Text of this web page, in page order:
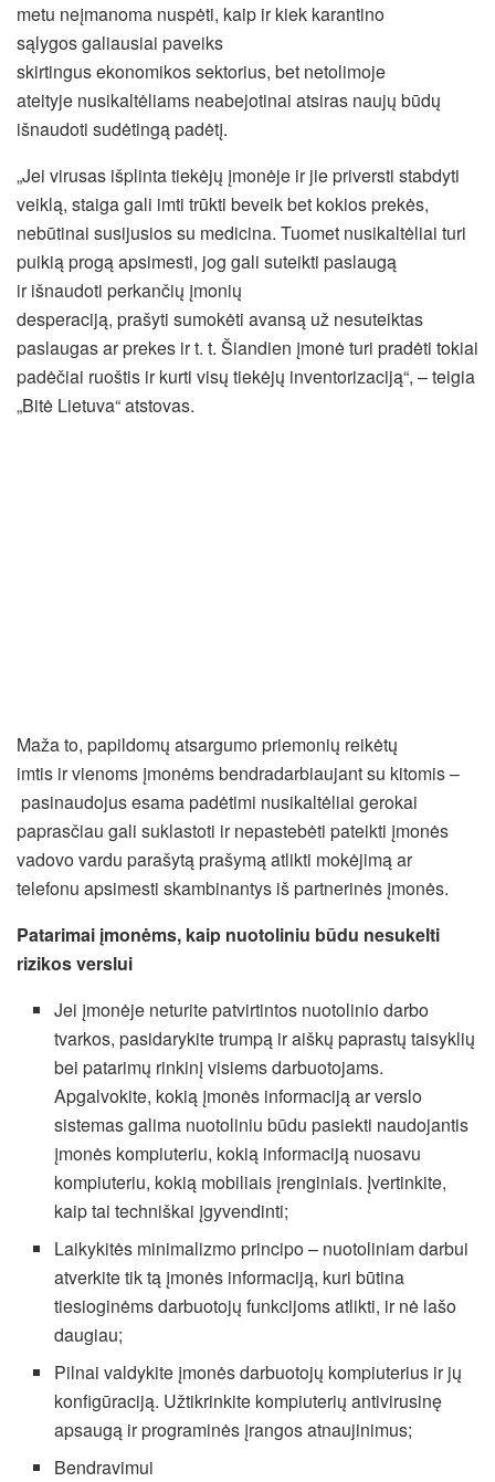
metu neįmanoma nuspėti, kaip ir kiek karantino
sąlygos galiausiai paveiks
skirtingus ekonomikos sektorius, bet netolimoje
ateityje nusikaltėliams neabejotinai atsiras naujų būdų
išnaudoti sudėtingą padėtį.
„Jei virusas išplinta tiekėjų įmonėje ir jie priversti stabdyti
veiklą, staiga gali imti trūkti beveik bet kokios prekės,
nebūtinai susijusios su medicina. Tuomet nusikaltėliai turi
puikią progą apsimesti, jog gali suteikti paslaugą
ir išnaudoti perkančių įmonių
desperaciją, prašyti sumokėti avansą už nesuteiktas
paslaugas ar prekes ir t. t. Šiandien įmonė turi pradėti tokiai
padėčiai ruoštis ir kurti visų tiekėjų inventorizaciją“, – teigia
„Bitė Lietuva“ atstovas.
Maža to, papildomų atsargumo priemonių reikėtų
imtis ir vienoms įmonėms bendradarbiaujant su kitomis –
pasinaudojus esama padėtimi nusikaltėliai gerokai
paprasčiau gali suklastoti ir nepastebėti pateikti įmonės
vadovo vardu parašytą prašymą atlikti mokėjimą ar
telefonu apsimesti skambinantys iš partnerinės įmonės.
Patarimai įmonėms, kaip nuotoliniu būdu nesukelti
rizikos verslui
Jei įmonėje neturite patvirtintos nuotolinio darbo
tvarkos, pasidarykite trumpą ir aiškų paprastų taisyklių
bei patarimų rinkinį visiems darbuotojams.
Apgalvokite, kokią įmonės informaciją ar verslo
sistemas galima nuotoliniu būdu pasiekti naudojantis
įmonės kompiuteriu, kokią informaciją nuosavu
kompiuteriu, kokią mobiliais įrenginiais. Įvertinkite,
kaip tai techniškai įgyvendinti;
Laikykitės minimalizmo principo – nuotoliniam darbui
atverkite tik tą įmonės informaciją, kuri būtina
tiesioginėms darbuotojų funkcijoms atlikti, ir nė lašo
daugiau;
Pilnai valdykite įmonės darbuotojų kompiuterius ir jų
konfigūraciją. Užtikrinkite kompiuterių antivirusinę
apsaugą ir programinės įrangos atnaujinimus;
Bendravimui